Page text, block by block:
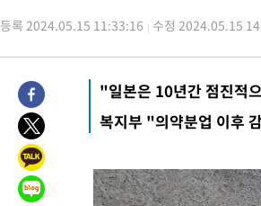
-23393초 전 >[속보]코스닥, 2.15포인트(0.27%)
-23376초 전 >[속보]코스피, 119.51포인트
-19823초 전 >
6월 경상수지 497.3억 달러…두 달
-19774초 전 >
서울 낮 39도 '폭염중대경보'…40
-17136초 전 >
미 워싱턴주 스포캔 시의 통제불능
-9309초 전 >
우 0.49%↑
-7664초 전 >
[속보] 이란 대통령 "지금 최고지도
등록 2024.05.15 11:33:16 수정 2024.05.15
"일본은 10년간 점진적
복지부 "의약분업 이후